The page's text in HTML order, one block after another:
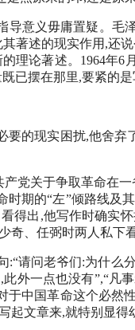
导意义毋庸置疑。
著述的现实作用,
理论著述。1964年
已摆在那里,要紧的
的现实困扰,他舍弃
党关于争取革命在
期的“左”倾路线
得出,他写作时确实
奇、任弼时两人私下看
请问老爷们:为什么
外一点也没有”,“
中国革命这个必然
起文章来,就特别显得